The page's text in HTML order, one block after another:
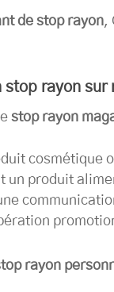
de stop rayon,
stop rayon sur
stop rayon
cosmétique
un produit
rayon